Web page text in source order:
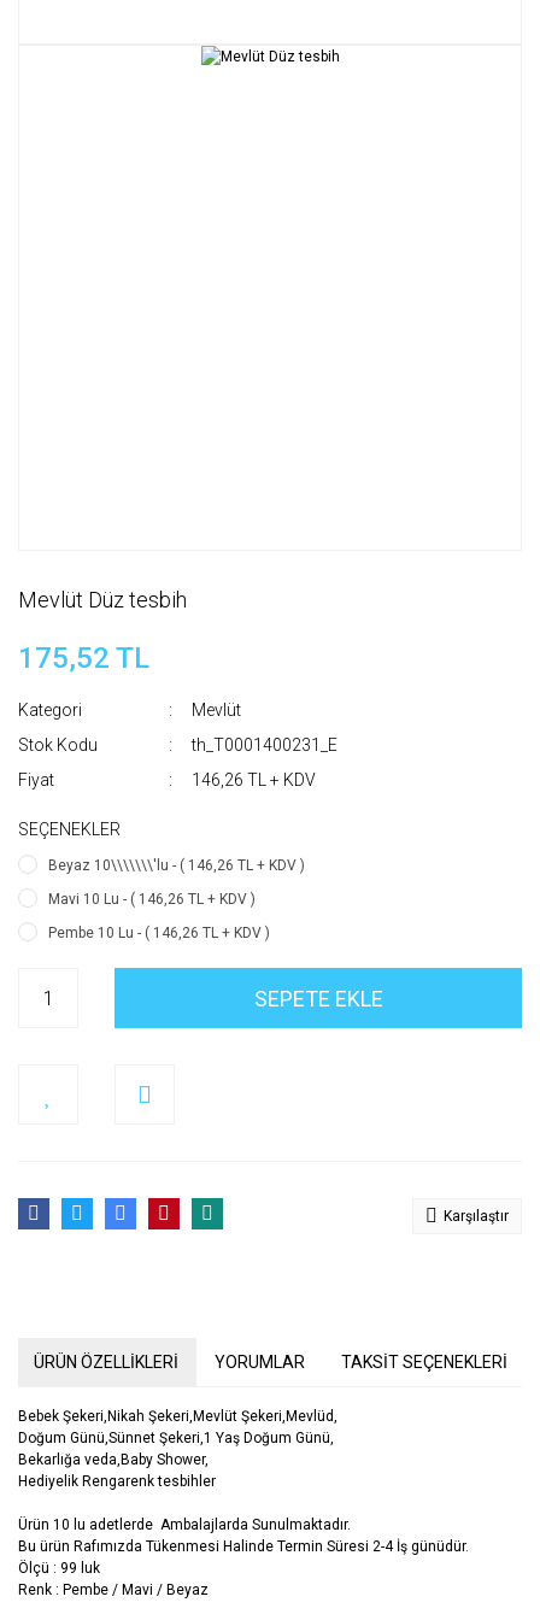
Mevlüt Düz tesbih
175,52 TL
Kategori
Mevlüt
Stok Kodu
th_T0001400231_E
Fiyat
146,26 TL + KDV
SEÇENEKLER
Beyaz 10\\\\\\\'lu - ( 146,26 TL + KDV )
Mavi 10 Lu - ( 146,26 TL + KDV )
Pembe 10 Lu - ( 146,26 TL + KDV )
SEPETE EKLE
Karşılaştır
ÜRÜN ÖZELLİKLERİ YORUMLAR TAKSİT SEÇENEKLERİ
Bebek Şekeri,Nikah Şekeri,Mevlüt Şekeri,Mevlüd,
Doğum Günü,Sünnet Şekeri,1 Yaş Doğum Günü,
Bekarlığa veda,Baby Shower,
Hediyelik Rengarenk tesbihler
Ürün 10 lu adetlerde Ambalajlarda Sunulmaktadır.
Bu ürün Rafımızda Tükenmesi Halinde Termin Süresi 2-4 İş günüdür.
Ölçü : 99 luk
Renk : Pembe / Mavi / Beyaz